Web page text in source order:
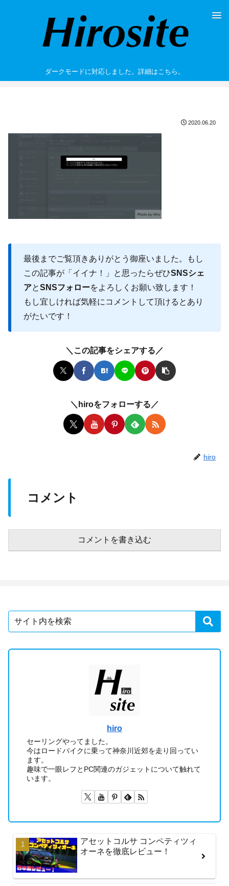
ダークモードに対応しました。詳細はこちら。
2020.06.20
最後までご覧頂きありがとう御座いました。もし
この記事が「イイナ！」と思ったらぜひSNSシェ
アとSNSフォローをよろしくお願い致します！
もし宜しければ気軽にコメントして頂けるとあり
がたいです！
＼この記事をシェアする／
＼hiroをフォローする／
hiro
コメント
コメントを書き込む
hiro
セーリングやってました。
今はロードバイクに乗って神奈川近郊を走り回ってい
ます。
趣味で一眼レフとPC関連のガジェットについて触れて
います。
アセットコルサ コンペティツィ
オーネを徹底レビュー！